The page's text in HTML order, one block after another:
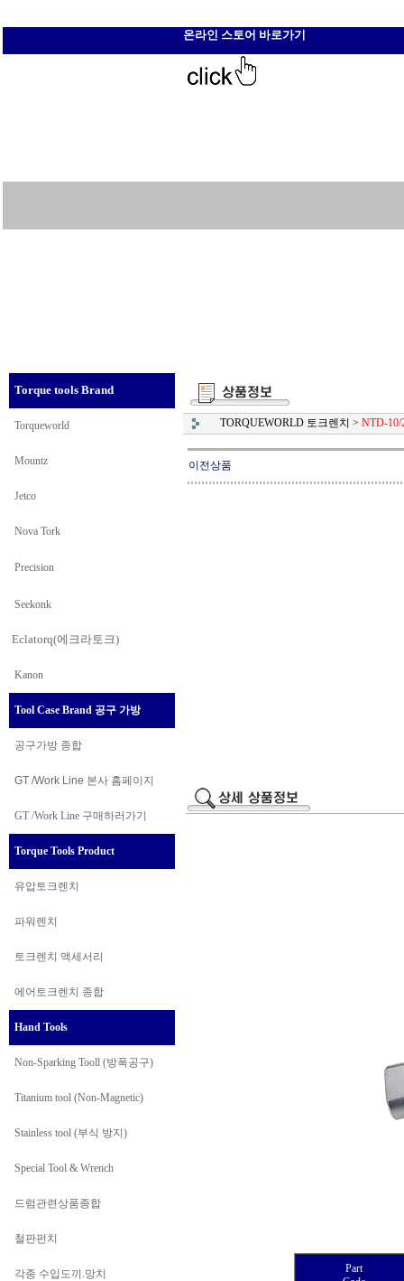
온라인 스토어 바로가기
Torque tools Brand
Torqueworld
Mountz
Jetco
Nova Tork
Precision
Seekonk
Eclatorq(에크라토크)
Kanon
Tool Case Brand 공구 가방
공구가방 종합
GT /Work Line 본사 홈페이지
GT /Work Line 구매하러가기
Torque Tools Product
유압토크렌치
파워렌치
토크렌치 액세서리
에어토크렌치 종합
Hand Tools
Non-Sparking Tooll (방폭공구)
Titanium tool (Non-Magnetic)
Stainless tool (부식 방지)
Special Tool & Wrench
드럼관련상품종합
철판펀치
각종 수입도끼.망치
TORQUEWORLD 토크렌치 > NTD-10/
이전상품
Part